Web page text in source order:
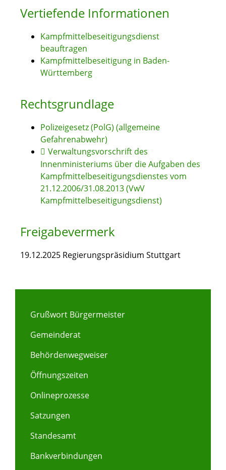
Vertiefende Informationen
Kampfmittelbeseitigungsdienst
beauftragen
Kampfmittelbeseitigung in Baden-
Württemberg
Rechtsgrundlage
Polizeigesetz (PolG) (allgemeine
Gefahrenabwehr)
Verwaltungsvorschrift des
Innenministeriums über die Aufgaben des
Kampfmittelbeseitigungsdienstes vom
21.12.2006/31.08.2013 (VwV
Kampfmittelbeseitigungsdienst)
Freigabevermerk
19.12.2025 Regierungspräsidium Stuttgart
Grußwort Bürgermeister
Gemeinderat
Behördenwegweiser
Öffnungszeiten
Onlineprozesse
Satzungen
Standesamt
Bankverbindungen